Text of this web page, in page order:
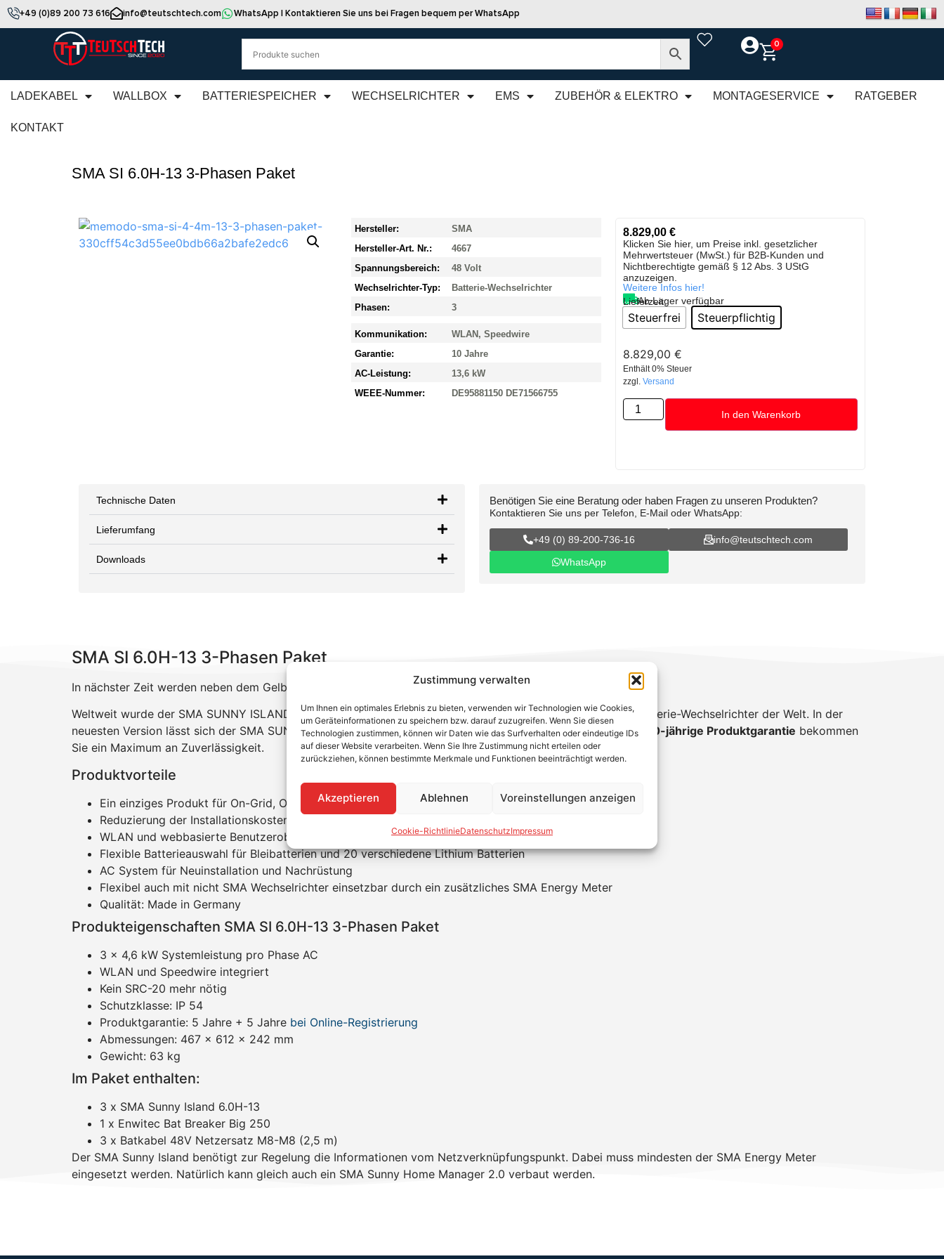
Zustimmung verwalten
Um Ihnen ein optimales Erlebnis zu bieten, verwenden wir Technologien wie Cookies,
um Geräteinformationen zu speichern bzw. darauf zuzugreifen. Wenn Sie diesen
Technologien zustimmen, können wir Daten wie das Surfverhalten oder eindeutige IDs
auf dieser Website verarbeiten. Wenn Sie Ihre Zustimmung nicht erteilen oder
zurückziehen, können bestimmte Merkmale und Funktionen beeinträchtigt werden.
Akzeptieren Ablehnen Voreinstellungen anzeigen
Cookie-RichtlinieDatenschutzImpressum
+49 (0)89 200 73 616 info@teutschtech.com WhatsApp | Kontaktieren Sie uns bei Fragen bequem per WhatsApp
0
LADEKABEL WALLBOX BATTERIESPEICHER WECHSELRICHTER EMS ZUBEHÖR & ELEKTRO MONTAGESERVICE RATGEBER
KONTAKT
SMA SI 6.0H-13 3-Phasen Paket
Hersteller:
SMA
Hersteller-Art. Nr.:
4667
Spannungsbereich:
48 Volt
Wechselrichter-Typ:
Batterie-Wechselrichter
Phasen:
3
Kommunikation:
WLAN, Speedwire
Garantie:
10 Jahre
AC-Leistung:
13,6 kW
WEEE-Nummer:
DE95881150 DE71566755
8.829,00 €
Klicken Sie hier, um Preise inkl. gesetzlicher
Mehrwertsteuer (MwSt.) für B2B-Kunden und
Nichtberechtigte gemäß § 12 Abs. 3 UStG
anzuzeigen.
Weitere Infos hier!
Ab Lager verfügbar
Lieferzeit:
Steuerfrei Steuerpflichtig
8.829,00 €
Enthält 0% Steuer
zzgl. Versand
In den Warenkorb
Technische Daten
Lieferumfang
Downloads
Benötigen Sie eine Beratung oder haben Fragen zu unseren Produkten?
Kontaktieren Sie uns per Telefon, E-Mail oder WhatsApp:
+49 (0) 89-200-736-16
info@teutschtech.com
WhatsApp
SMA SI 6.0H-13 3-Phasen Paket
In nächster Zeit werden neben dem Gelben Gehäuse auch Sunny Islands mit silbernen Gehäuse ausgeliefert.
Weltweit wurde der SMA SUNNY ISLAND über80.000 Mal installiertund ist dadurch der meistverkaufte Batterie-Wechselrichter der Welt. In der
neuesten Version lässt sich der SMA SUNNY ISLAND nocheinfacherundschneller installieren. Durch eine 10-jährige Produktgarantie bekommen
Sie ein Maximum an Zuverlässigkeit.
Produktvorteile
Ein einziges Produkt für On-Grid, Off-Grid und Backup
Reduzierung der Installationskosten
WLAN und webbasierte Benutzeroberfläche für die Konfiguration
Flexible Batterieauswahl für Bleibatterien und 20 verschiedene Lithium Batterien
AC System für Neuinstallation und Nachrüstung
Flexibel auch mit nicht SMA Wechselrichter einsetzbar durch ein zusätzliches SMA Energy Meter
Qualität: Made in Germany
Produkteigenschaften SMA SI 6.0H-13 3-Phasen Paket
3 x 4,6 kW Systemleistung pro Phase AC
WLAN und Speedwire integriert
Kein SRC-20 mehr nötig
Schutzklasse: IP 54
Produktgarantie: 5 Jahre + 5 Jahre bei Online-Registrierung
Abmessungen: 467 x 612 x 242 mm
Gewicht: 63 kg
Im Paket enthalten:
3 x SMA Sunny Island 6.0H-13
1 x Enwitec Bat Breaker Big 250
3 x Batkabel 48V Netzersatz M8-M8 (2,5 m)
Der SMA Sunny Island benötigt zur Regelung die Informationen vom Netzverknüpfungspunkt. Dabei muss mindesten der SMA Energy Meter
eingesetzt werden. Natürlich kann gleich auch ein SMA Sunny Home Manager 2.0 verbaut werden.